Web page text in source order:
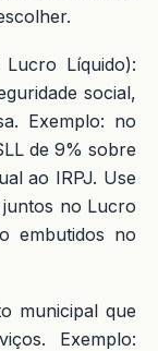
Líquido):
social,
Exemplo: no
de 9% sobre
ao IRPJ. Use
juntos no Lucro
embutidos no
municipal que
Exemplo: